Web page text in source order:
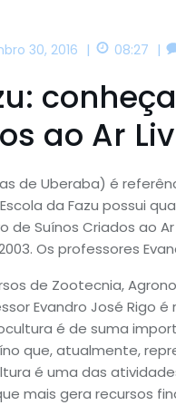
30, 2016 | 08:27 |
ao Ar
de Uberaba) é
da Fazu possui
de Suínos Criados ao
Os professores
de Zootecnia,
Evandro José Rigo
é de suma
que, atualmente,
é uma das
mais gera recursos